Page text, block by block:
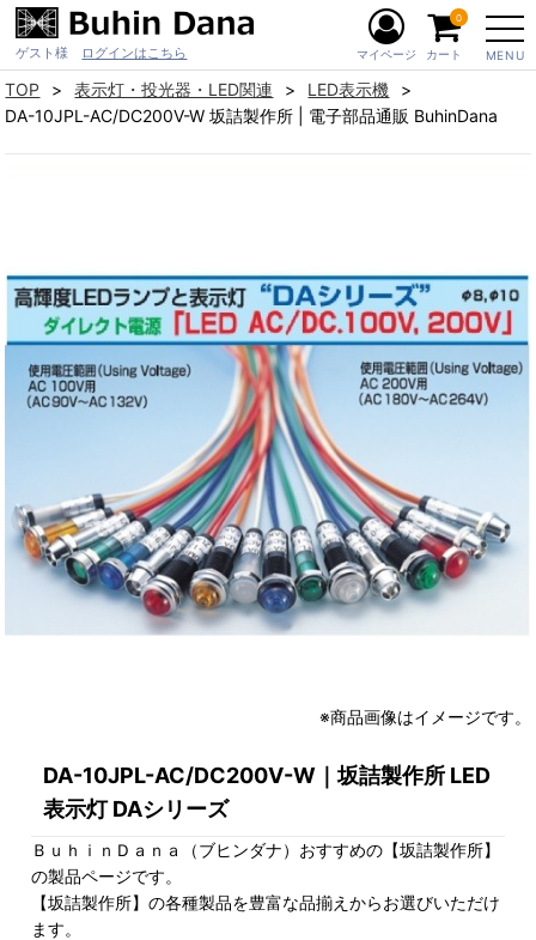
ゲスト様 ログインはこちら MENU
マイページ カート
0
TOP 表示灯・投光器・LED関連
LED表示機
DA-10JPL-AC/DC200V-W 坂詰製作所 | 電子部品通販 BuhinDana
※商品画像はイメージです。
DA-10JPL-AC/DC200V-W｜坂詰製作所 LED
表示灯 DAシリーズ
ＢｕｈｉｎＤａｎａ（ブヒンダナ）おすすめの【坂詰製作所】
の製品ページです。
【坂詰製作所】の各種製品を豊富な品揃えからお選びいただけ
ます。